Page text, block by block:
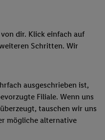
dir. Klick einfach auf
Schritten. Wir
ausgeschrieben ist,
Filiale. Wenn uns
tauschen wir uns
mögliche alternative